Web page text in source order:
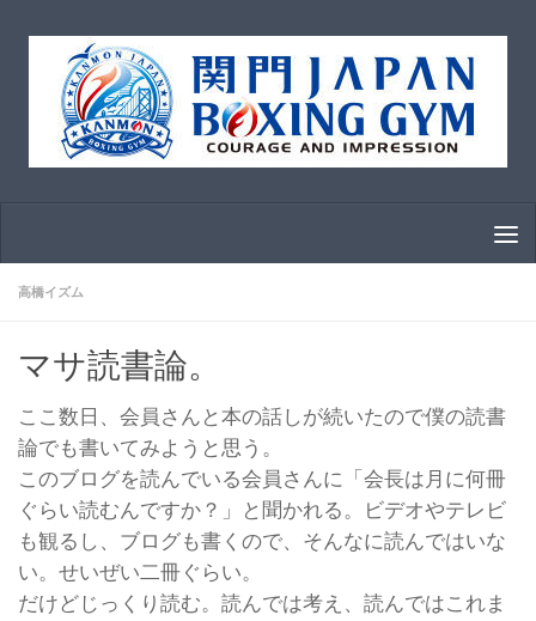
コンテンツへスキップ
高橋イズム
マサ読書論。
ここ数日、会員さんと本の話しが続いたので僕の読書
論でも書いてみようと思う。
このブログを読んでいる会員さんに「会長は月に何冊
ぐらい読むんですか？」と聞かれる。ビデオやテレビ
も観るし、ブログも書くので、そんなに読んではいな
い。せいぜい二冊ぐらい。
だけどじっくり読む。読んでは考え、読んではこれま